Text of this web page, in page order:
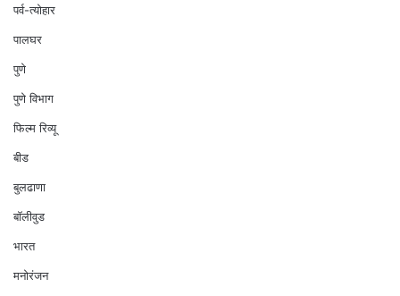
पर्व-त्योहार
पालघर
पुणे
पुणे विभाग
फिल्म रिव्यू
बीड
बुलढाणा
बॉलीवुड
भारत
मनोरंजन